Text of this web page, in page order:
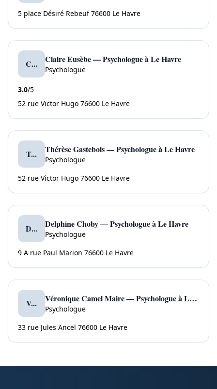
5 place Désiré Rebeuf 76600 Le Havre
C... Claire Eusèbe — Psychologue à Le Havre
Psychologue
3.0/5
52 rue Victor Hugo 76600 Le Havre
T... Thérèse Gastebois — Psychologue à Le Havre
Psychologue
52 rue Victor Hugo 76600 Le Havre
D... Delphine Choby — Psychologue à Le Havre
Psychologue
9 A rue Paul Marion 76600 Le Havre
V... Véronique Camel Maire — Psychologue à Le Havre
Psychologue
33 rue Jules Ancel 76600 Le Havre